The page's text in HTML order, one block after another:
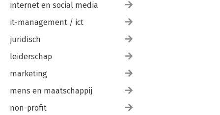
internet en social media
it-management / ict
juridisch
leiderschap
marketing
mens en maatschappij
non-profit